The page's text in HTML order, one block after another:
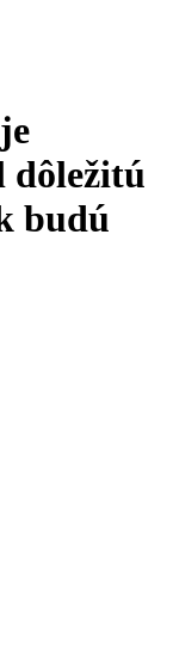
dôležitú
budú